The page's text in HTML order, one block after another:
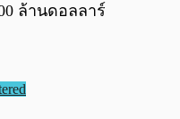
ล้านดอลลาร์